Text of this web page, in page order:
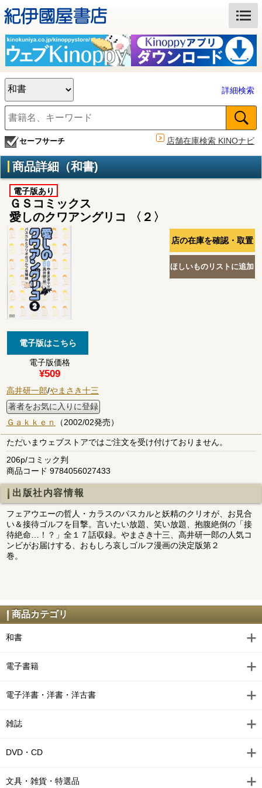
詳細検索
セーフサーチ 店舗在庫検索 KINOナビ
商品詳細（和書)
電子版あり
ＧＳコミックス
愛しのクワアングリコ 〈２〉
電子版価格
¥509
高井研一郎/やまさき十三
著者をお気に入りに登録
Ｇａｋｋｅｎ
（2002/02発売）
ただいまウェブストアではご注文を受け付けておりません。
206p/コミック判
商品コード 9784056027433
出版社内容情報
フェアウエーの哲人・カラスのパスカルと妖精のクリオが、お見合
い＆接待ゴルフを目撃。言いたい放題、笑い放題、抱腹絶倒の「接
待絶命…！？」全１７話収録。やまさき十三、高井研一郎の人気コ
ンビがお届けする、おもしろ哀しゴルフ漫画の決定版第２
巻。
商品カテゴリ
和書
電子書籍
電子洋書・洋書・洋古書
雑誌
DVD・CD
文具・雑貨・特選品